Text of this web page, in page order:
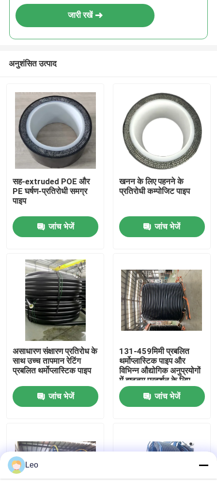
होम
उत्पाद
वीआर दिखाएँ
हमारे बारे में
फैक्टरी यात्रा
गुणवत्ता नियंत्रण
हमसे संपर्क करें
एक बोली का अनुरोध
प्रबलित थर्माप्लास्टिक पाइप
जारी रखें
अनुशंसित उत्पाद
सह-extruded POE और
PE घर्षण-प्रतिरोधी समग्र
पाइप
जांच भेजें
खनन के लिए पहनने के
प्रतिरोधी कम्पोजिट पाइप
जांच भेजें
असाधारण संक्षारण प्रतिरोध के
साथ उच्च तापमान रेटिंग
प्रबलित थर्मोप्लास्टिक पाइप
जांच भेजें
131-459मिमी प्रबलित
थर्मोप्लास्टिक पाइप और
विभिन्न औद्योगिक अनुप्रयोगों
में इष्टतम प्रदर्शन के लिए
बहुमुखी प्रतिभा
जांच भेजें
Leo